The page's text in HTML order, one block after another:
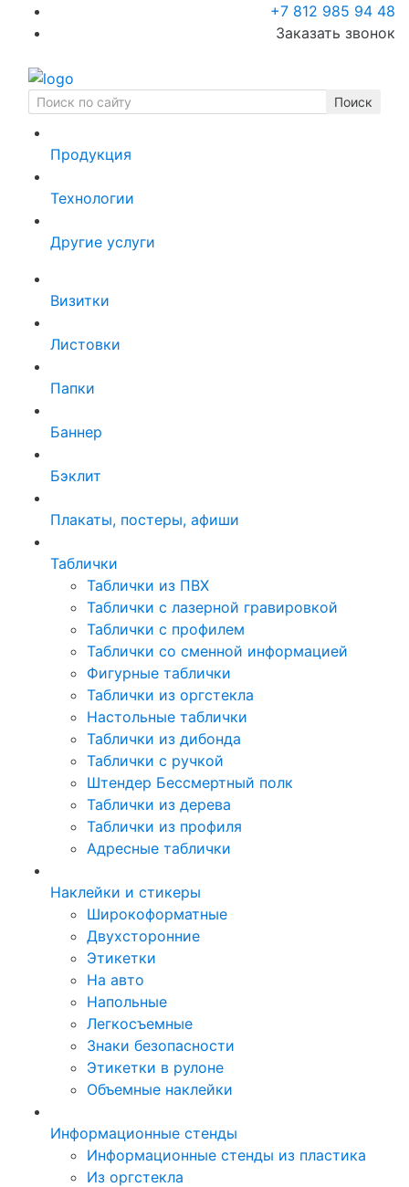
+7 812 985 94 48
Заказать звонок
Продукция
Технологии
Другие услуги
Визитки
Листовки
Папки
Баннер
Бэклит
Плакаты, постеры, афиши
Таблички
Таблички из ПВХ
Таблички с лазерной гравировкой
Таблички с профилем
Таблички со сменной информацией
Фигурные таблички
Таблички из оргстекла
Настольные таблички
Таблички из дибонда
Таблички с ручкой
Штендер Бессмертный полк
Таблички из дерева
Таблички из профиля
Адресные таблички
Наклейки и стикеры
Широкоформатные
Двухсторонние
Этикетки
На авто
Напольные
Легкосъемные
Знаки безопасности
Этикетки в рулоне
Объемные наклейки
Информационные стенды
Информационные стенды из пластика
Из оргстекла